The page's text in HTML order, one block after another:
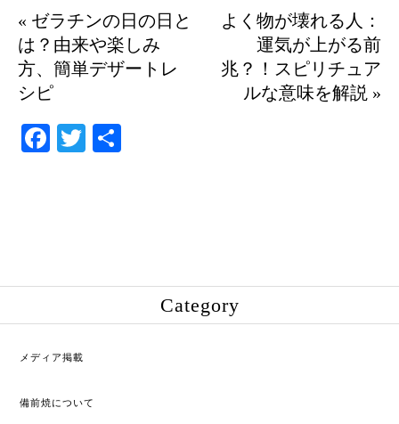
« ゼラチンの日の日と
は？由来や楽しみ
方、簡単デザートレ
シピ
よく物が壊れる人：
運気が上がる前
兆？！スピリチュア
ルな意味を解説 »
Fa
T
Category
メディア掲載
備前焼について